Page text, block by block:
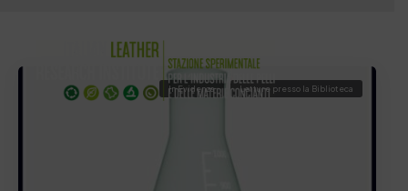
In Evidenza Letture presso la Biblioteca